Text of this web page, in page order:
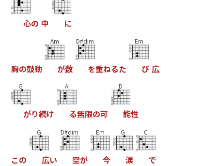
心の 中 に
胸の鼓動
Am
が数
D#dim
を重ねるた
Em
び 広
G
がり続け
A
る無限の可
D
能性
この
G
広い
D#dim
空が
Em
今
G
涙
C
で